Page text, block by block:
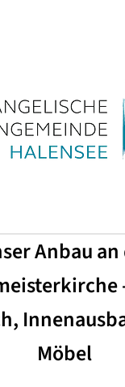
Anbau
Möbel